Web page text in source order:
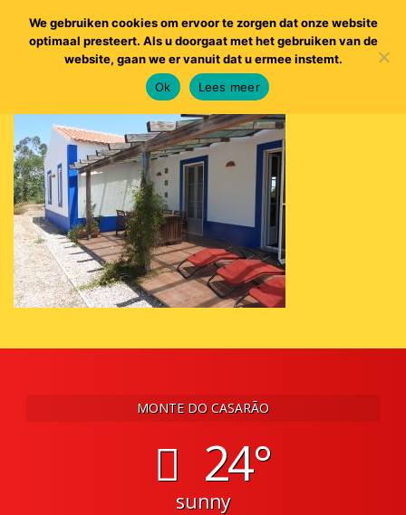
MONTE DO CASARÃO
24°
sunny
We gebruiken cookies om ervoor te zorgen dat onze website
optimaal presteert. Als u doorgaat met het gebruiken van de
website, gaan we er vanuit dat u ermee instemt.
Ok
Lees meer